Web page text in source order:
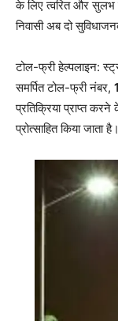
के लिए त्वरित और सुलभ
निवासी अब दो
टोल-फ्री हेल्पलाइन:
समर्पित टोल-फ्री नंबर,
प्रतिक्रिया प्राप्त
प्रोत्साहित किया जाता है।